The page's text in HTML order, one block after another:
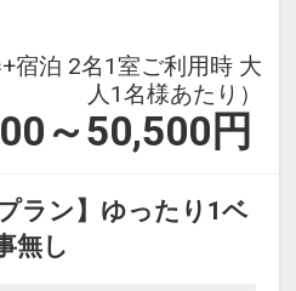
+宿泊 2名1室ご利用時 大
人1名様あたり）
～50,500 円
ラン】ゆったり1ベ
無し